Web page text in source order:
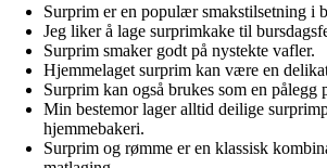
Surprim er en populær smakstilsetning i
Jeg liker å lage surprimkake til
Surprim smaker godt på nystekte vafler.
Hjemmelaget surprim kan være en
Surprim kan også brukes som en pålegg
Min bestemor lager alltid deilige
hjemmebakeri.
Surprim og rømme er en klassisk